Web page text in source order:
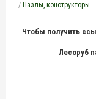
/ Пазлы, конструкторы
Чтобы получить
Лесоруб